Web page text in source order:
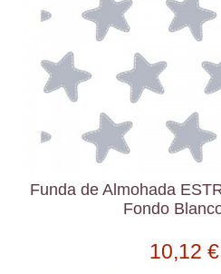
Funda de Almohada
Fondo
10,12